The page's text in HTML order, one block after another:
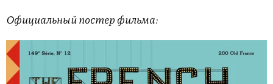
Официальный постер фильма: